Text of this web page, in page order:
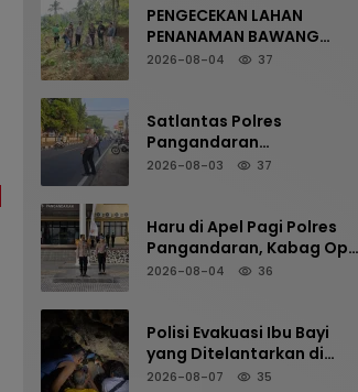
PENGECEKAN LAHAN
PENANAMAN BAWANG
PUTIH OLEH POLSEK
PANGAN
2026-08-04 37
Satlantas Polres
Pangandaran
Maksimalkan Pelayanan
2026-08-03 37
Haru di Apel Pagi Polres
Pangandaran, Kabag Ops
Pamit Jelang Purna Tugas
2026-08-04 36
Polisi Evakuasi Ibu Bayi
yang Ditelantarkan di
Terminal Kalipucang dari
2026-08-07 35